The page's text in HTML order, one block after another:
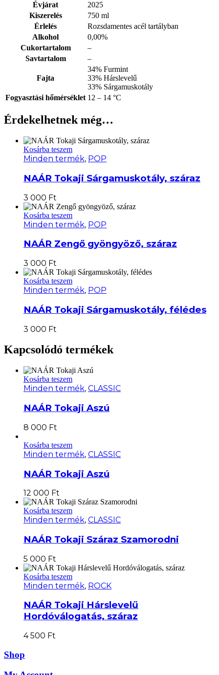
Évjárat
2025
Kiszerelés
750 ml
Érlelés
Rozsdamentes acél tartályban
Alkohol
0,00%
Cukortartalom
–
Savtartalom
–
Fajta
34% Furmint
33% Hárslevelű
33% Sárgamuskotály
Fogyasztási hőmérséklet 12 – 14 °C
Érdekelhetnek még…
Kosárba teszem
Minden termék, POP
NAÁR Tokaji Sárgamuskotály, száraz
3 000 Ft
Kosárba teszem
Minden termék, POP
NAÁR Zengő gyöngyöző, száraz
3 000 Ft
Kosárba teszem
Minden termék, POP
NAÁR Tokaji Sárgamuskotály, félédes
3 000 Ft
Kapcsolódó termékek
Kosárba teszem
Minden termék, CLASSIC
NAÁR Tokaji Aszú
8 000 Ft
Kosárba teszem
Minden termék, CLASSIC
NAÁR Tokaji Aszú
12 000 Ft
Kosárba teszem
Minden termék, CLASSIC
NAÁR Tokaji Száraz Szamorodni
5 000 Ft
Kosárba teszem
Minden termék, ROCK
NAÁR Tokaji Hárslevelű
Hordóválogatás, száraz
4 500 Ft
Shop